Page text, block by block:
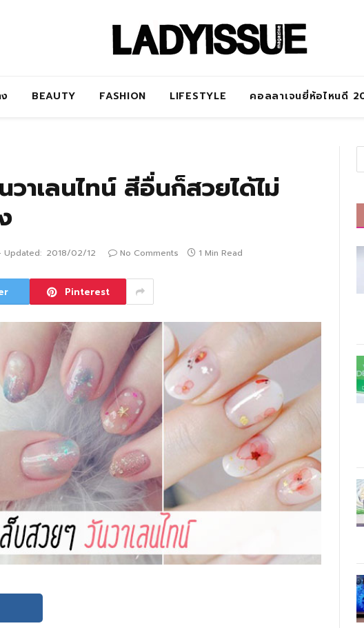
BEAUTY FASHION LIFESTYLE คอลลาเจนยี่ห้อไหนดี
าเลนไทน์ สีอื่นก็สวยได้ไม่
Updated: 2018/02/12 No Comments 1 Min Read
Pinterest